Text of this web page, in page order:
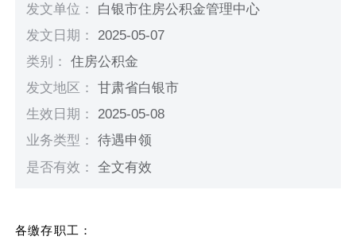
发文单位： 白银市住房公积金管理中心
发文日期： 2025-05-07
类别：住房公积金
发文地区：甘肃省白银市
生效日期： 2025-05-08
业务类型：待遇申领
是否有效：全文有效
各缴存职工：